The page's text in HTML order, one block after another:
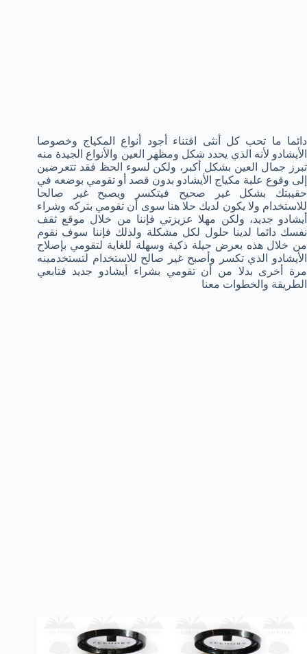
دائما ما تحب كل أنثى اقتناء أجود أنواع المكياج وخصوصا
الأيشادو لأنه الذي يحدد شكل ومظهر العين والأنواع الجيدة منه
تبرز جمال العين بشكل أكبر، ولكن لسوء الحظ فقد تتعرضين
إلى وقوع علبة مكياج الأيشادو بدون قصد أو تقومي بوضعه في
حقيبتك بشكل غير صحيح فيتكسر ويصبح غير صالحا
للاستخدام ولا يكون لديك حلا هنا سوى أن تقومي بتركه وشراء
أيشادو جديد، ولكن مهلا عزيزتي فإننا من خلال موقع ثقف
نفسك دائما لدينا حلول لكل مشكلة ولذلك فإننا سوف نقوم
من خلال هذه بعرض حيلة ذكية وسهلة للغاية لتقومي بإصلاح
الأيشادو الذي تكسر وأصبح غير صالح للاستخدام لتستخدمينه
مرة أخرى بدلا من أن تقومي بشراء أيشادو جديد فتابعي
الطريقة والخطوات معنا